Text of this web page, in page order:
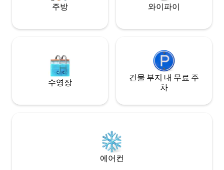
주방 와이파이
수영장
건물 부지 내 무료 주
차
에어컨